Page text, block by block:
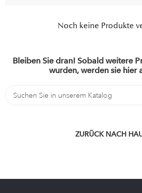
Noch keine Produkte
Bleiben Sie dran! Sobald weitere
wurden, werden sie hier
ZURÜCK NACH